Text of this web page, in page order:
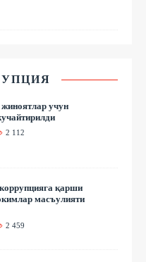
учун
2 112
қарши
масъулияти
2 459